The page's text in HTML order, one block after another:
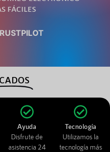
FÁCILES
Ayuda
Disfrute de
asistencia 24
Tecnología
Utilizamos la
tecnología más